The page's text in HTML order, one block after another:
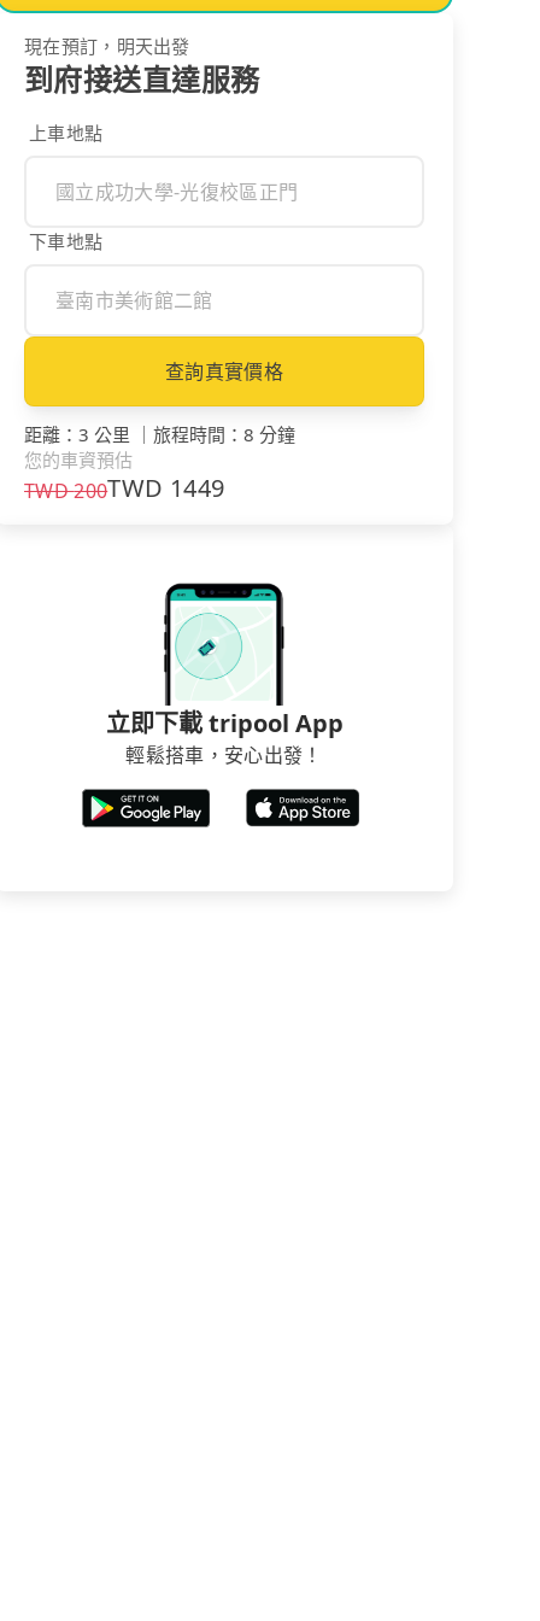
現在預訂，明天出發
到府接送直達服務
上車地點
下車地點
查詢真實價格
距離 ： 3 公里 ｜ 旅程時間 ： 8 分鐘
您的車資預估
TWD200TWD 1449
立即下載 tripool App
輕鬆搭車，安心出發！